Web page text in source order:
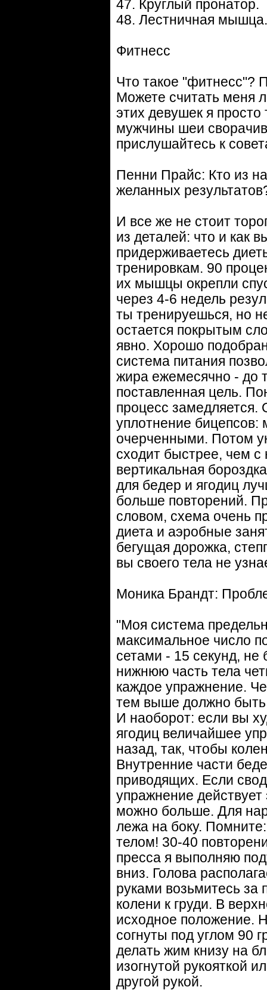
47. Круглый пронатор.
48. Лестничная мышца.
Фитнесс
Что такое "фитнесс"?
Можете считать меня
этих девушек я
мужчины шеи
прислушайтесь к
Пенни Прайс: Кто из
желанных
И все же не стоит
из деталей: что и как
придерживаетесь
тренировкам. 90
их мышцы окрепли
через 4-6 недель
ты тренируешься, но
остается покрытым
явно. Хорошо
система питания
жира ежемесячно - до
поставленная цель.
процесс
уплотнение
очерченными. Потом
сходит быстрее, чем с
вертикальная
для бедер и ягодиц
больше повторений.
словом, схема очень
диета и аэробные
бегущая дорожка,
вы своего тела не
Моника Брандт:
"Моя система
максимальное число
сетами - 15 секунд,
нижнюю часть тела
каждое упражнение.
тем выше должно быть
И наоборот: если вы
ягодиц величайшее
назад, так, чтобы
Внутренние части
приводящих. Если
упражнение
можно больше. Для
лежа на боку. Помните:
телом! 30-40
пресса я выполняю
вниз. Голова
руками возьмитесь за
колени к груди. В
исходное положение.
согнуты под углом 90
делать жим книзу на
изогнутой рукояткой
другой рукой.